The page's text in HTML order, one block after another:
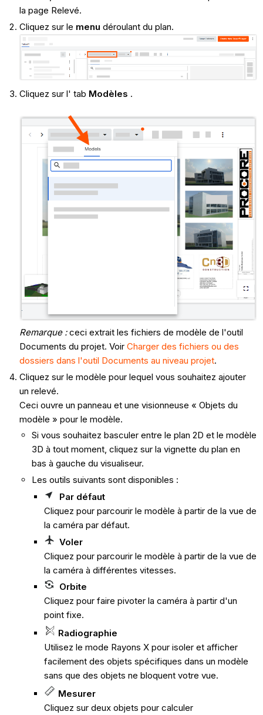
la page Relevé.
Cliquez sur le menu déroulant du plan.
Cliquez sur l' tab Modèles .
Remarque :ceci extrait les fichiers de modèle de l'outil
Documents du projet. Voir Charger des fichiers ou des
dossiers dans l'outil Documents au niveau projet.
Cliquez sur le modèle pour lequel vous souhaitez ajouter
un relevé.
Ceci ouvre un panneau et une visionneuse « Objets du
modèle » pour le modèle.
Si vous souhaitez basculer entre le plan 2D et le modèle
3D à tout moment, cliquez sur la vignette du plan en
bas à gauche du visualiseur.
Les outils suivants sont disponibles :
Par défaut
Cliquez pour parcourir le modèle à partir de la vue de
la caméra par défaut.
Voler
Cliquez pour parcourir le modèle à partir de la vue de
la caméra à différentes vitesses.
Orbite
Cliquez pour faire pivoter la caméra à partir d'un
point fixe.
Radiographie
Utilisez le mode Rayons X pour isoler et afficher
facilement des objets spécifiques dans un modèle
sans que des objets ne bloquent votre vue.
Mesurer
Cliquez sur deux objets pour calculer